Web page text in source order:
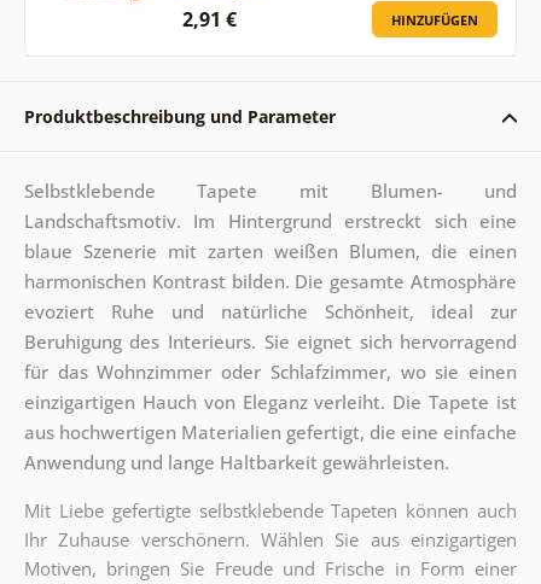
2,91 € HINZUFÜGEN
Produktbeschreibung und Parameter
Selbstklebende Tapete mit Blumen- und
Landschaftsmotiv. Im Hintergrund erstreckt sich eine
blaue Szenerie mit zarten weißen Blumen, die einen
harmonischen Kontrast bilden. Die gesamte Atmosphäre
evoziert Ruhe und natürliche Schönheit, ideal zur
Beruhigung des Interieurs. Sie eignet sich hervorragend
für das Wohnzimmer oder Schlafzimmer, wo sie einen
einzigartigen Hauch von Eleganz verleiht. Die Tapete ist
aus hochwertigen Materialien gefertigt, die eine einfache
Anwendung und lange Haltbarkeit gewährleisten.
Mit Liebe gefertigte selbstklebende Tapeten können auch
Ihr Zuhause verschönern. Wählen Sie aus einzigartigen
Motiven, bringen Sie Freude und Frische in Form einer